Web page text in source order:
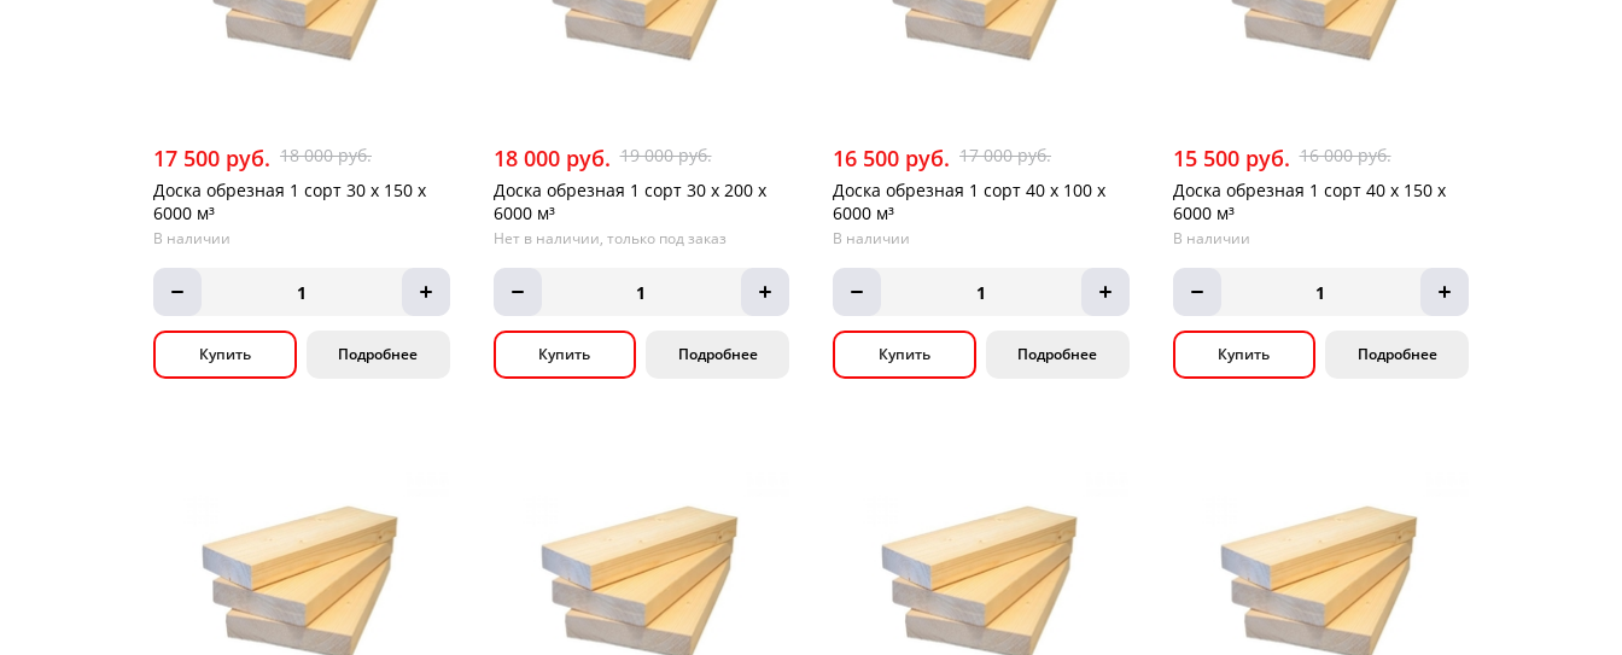
17 500 руб. 18 000 руб.
Доска обрезная 1 сорт 30 х 150 х
6000 м³
В наличии
1
Купить Подробнее
18 000 руб. 19 000 руб.
Доска обрезная 1 сорт 30 х 200 х
6000 м³
Нет в наличии, только под заказ
1
Купить Подробнее
16 500 руб. 17 000 руб.
Доска обрезная 1 сорт 40 х 100 х
6000 м³
В наличии
1
Купить Подробнее
15 500 руб. 16 000 руб.
Доска обрезная 1 сорт 40 х 150 х
6000 м³
В наличии
1
Купить Подробнее